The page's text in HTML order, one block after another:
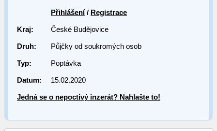
Přihlášení/ Registrace
Kraj: České Budějovice
Druh: Půjčky od soukromých osob
Typ: Poptávka
Datum: 15.02.2020
Jedná se o nepoctivý inzerát? Nahlašte to!